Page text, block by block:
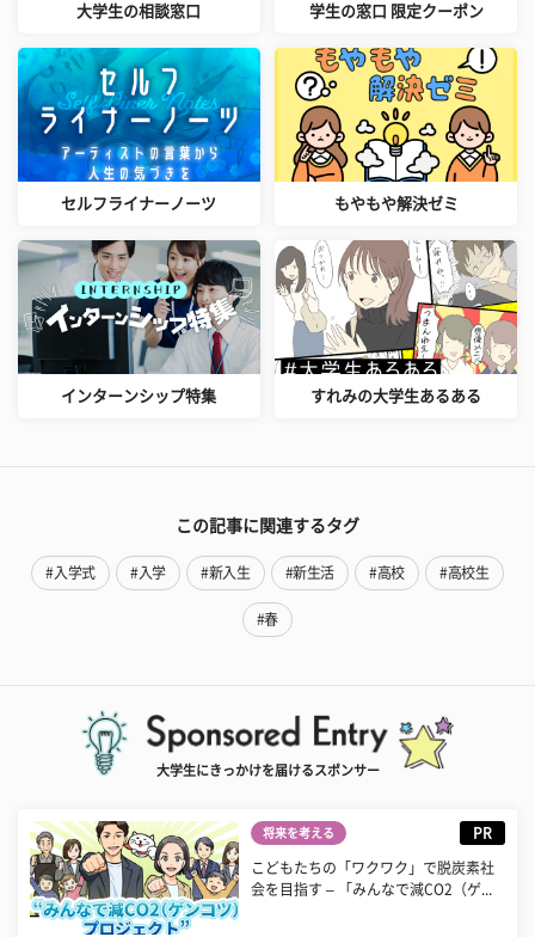
大学生の相談窓口 学生の窓口 限定クーポン
セルフライナーノーツ もやもや解決ゼミ
インターンシップ特集 すれみの大学生あるある
この記事に関連するタグ
#入学式 #入学 #新入生 #新生活 #高校 #高校生
#春
大学生にきっかけを届けるスポンサー
将来を考える PR
こどもたちの「ワクワク」で脱炭素社
会を目指す – 「みんなで減CO2（ゲ...